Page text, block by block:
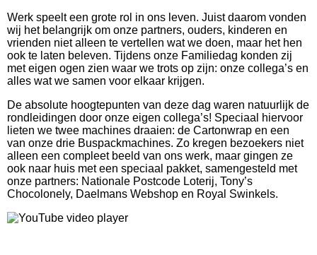
Werk speelt een grote rol in ons leven. Juist daarom vonden
wij het belangrijk om onze partners, ouders, kinderen en
vrienden niet alleen te vertellen wat we doen, maar het hen
ook te laten beleven. Tijdens onze Familiedag konden zij
met eigen ogen zien waar we trots op zijn: onze collega’s en
alles wat we samen voor elkaar krijgen.
De absolute hoogtepunten van deze dag waren natuurlijk de
rondleidingen door onze eigen collega’s! Speciaal hiervoor
lieten we twee machines draaien: de Cartonwrap en een
van onze drie Buspackmachines. Zo kregen bezoekers niet
alleen een compleet beeld van ons werk, maar gingen ze
ook naar huis met een speciaal pakket, samengesteld met
onze partners: Nationale Postcode Loterij, Tony’s
Chocolonely, Daelmans Webshop en Royal Swinkels.